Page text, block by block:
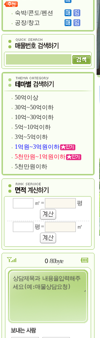
숙박/콘도/펜션
공장/창고
50억이상
30억~50억이하
10억~30억이하
5억~10억이하
3억~5억이하
1억원~3억원이하
5천만원~1억원이하
5천만원이하
㎡ = 평
평 = ㎡
/80byte